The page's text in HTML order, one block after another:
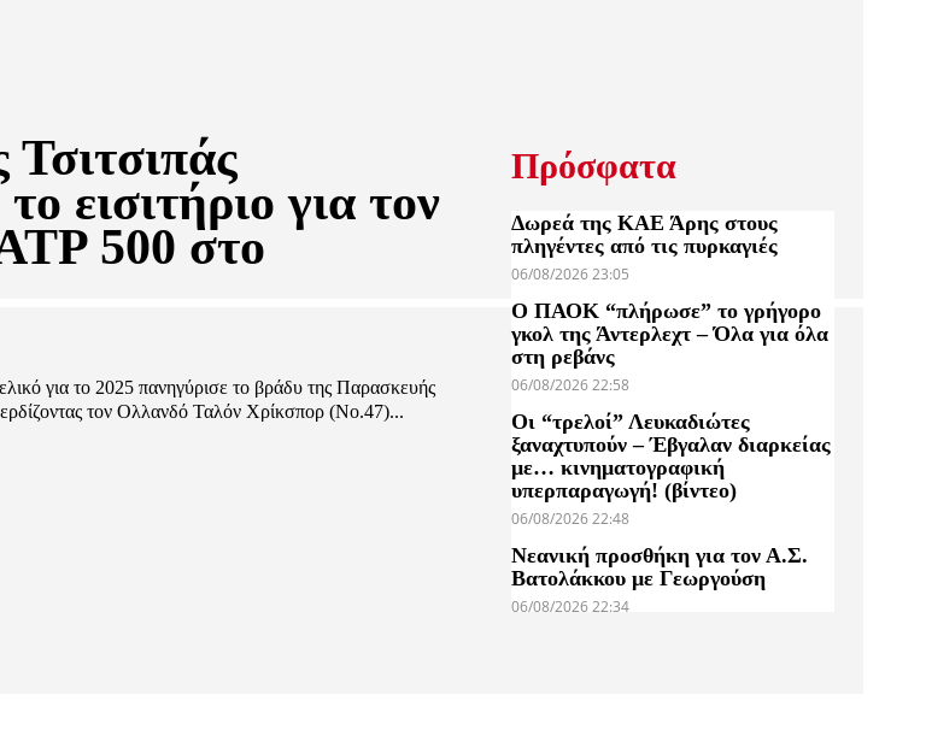
εισιτήριο για τον
500 στο
για το 2025 πανηγύρισε το βράδυ της Παρασκευής
τον Ολλανδό Ταλόν Χρίκσπορ (Νο.47)...
Πρόσφατα
Δωρεά της ΚΑΕ Άρης στους
πληγέντες από τις πυρκαγιές
06/08/2026 23:05
Ο ΠΑΟΚ “πλήρωσε” το γρήγορο
γκολ της Άντερλεχτ – Όλα για όλα
στη ρεβάνς
06/08/2026 22:58
Οι “τρελοί” Λευκαδιώτες
ξαναχτυπούν – Έβγαλαν διαρκείας
με… κινηματογραφική
υπερπαραγωγή! (βίντεο)
06/08/2026 22:48
Νεανική προσθήκη για τον Α.Σ.
Βατολάκκου με Γεωργούση
06/08/2026 22:34